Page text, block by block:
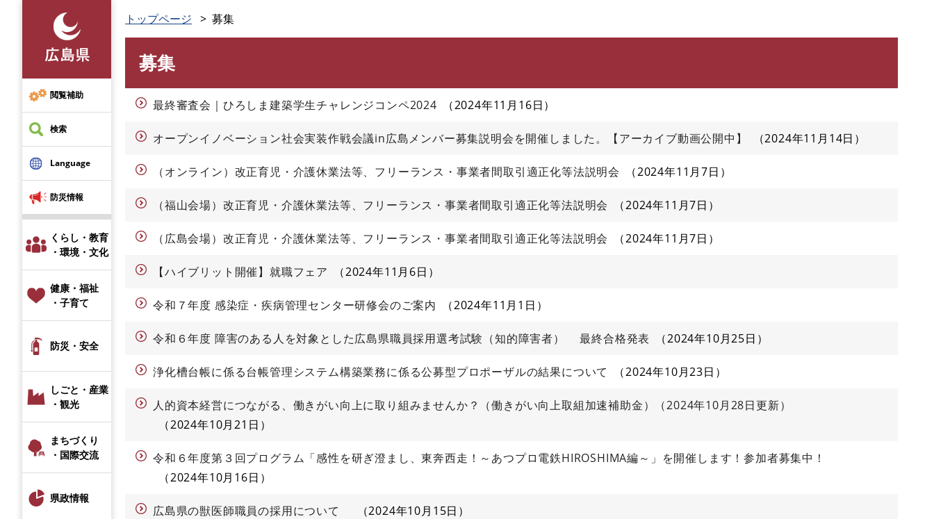
先
頭
で
す
閲覧補助
検索
Language
防災情報
くらし・教育
・環境・文化
健康・福祉
・子育て
防災・安全
しごと・産業
・観光
まちづくり
・国際交流
県政情報
トップページ 募集
募集
最終審査会｜ひろしま建築学生チャレンジコンペ2024 2024年11月16日
オープンイノベーション社会実装作戦会議in広島メンバー募集説明会を開催しました。【アーカイブ動画公開中】 2024年11月14日
（オンライン）改正育児・介護休業法等、フリーランス・事業者間取引適正化等法説明会 2024年11月7日
（福山会場）改正育児・介護休業法等、フリーランス・事業者間取引適正化等法説明会 2024年11月7日
（広島会場）改正育児・介護休業法等、フリーランス・事業者間取引適正化等法説明会 2024年11月7日
【ハイブリット開催】就職フェア 2024年11月6日
令和７年度 感染症・疾病管理センター研修会のご案内 2024年11月1日
令和６年度 障害のある人を対象とした広島県職員採用選考試験（知的障害者） 最終合格発表 2024年10月25日
浄化槽台帳に係る台帳管理システム構築業務に係る公募型プロポーザルの結果について 2024年10月23日
人的資本経営につながる、働きがい向上に取り組みませんか？（働きがい向上取組加速補助金）（2024年10月28日更新）
2024年10月21日
令和６年度第３回プログラム「感性を研ぎ澄まし、東奔西走！～あつプロ電鉄HIROSHIMA編～」を開催します！参加者募集中！
2024年10月16日
広島県の獣医師職員の採用について 2024年10月15日